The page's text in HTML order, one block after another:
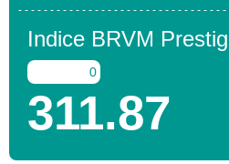
- - - - - - - - - - - - - - - - - - - - - - - - - - - - - - - -
Indice BRVM
0
311.87